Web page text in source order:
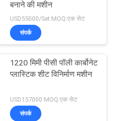
बनाने की मशीन
USD55000/Set MOQ:एक सेट
संपर्क
1220 मिमी पीसी पॉली कार्बोनेट
प्लास्टिक शीट विनिर्माण मशीन
USD157000 MOQ:एक सेट
संपर्क